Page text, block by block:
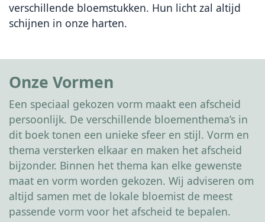
verschillende bloemstukken. Hun licht zal altijd
schijnen in onze harten.
Onze Vormen
Een speciaal gekozen vorm maakt een afscheid
persoonlijk. De verschillende bloementhema’s in
dit boek tonen een unieke sfeer en stijl. Vorm en
thema versterken elkaar en maken het afscheid
bijzonder. Binnen het thema kan elke gewenste
maat en vorm worden gekozen. Wij adviseren om
altijd samen met de lokale bloemist de meest
passende vorm voor het afscheid te bepalen.